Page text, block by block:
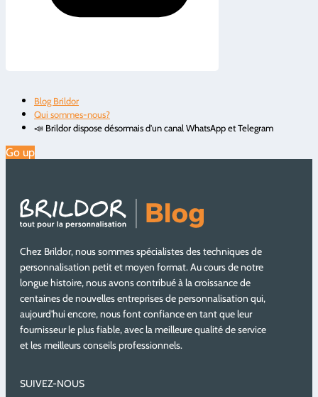
Blog Brildor
Qui sommes-nous?
📣 Brildor dispose désormais d'un canal WhatsApp et Telegram
Go up
Chez Brildor, nous sommes spécialistes des techniques de
personnalisation petit et moyen format. Au cours de notre
longue histoire, nous avons contribué à la croissance de
centaines de nouvelles entreprises de personnalisation qui,
aujourd'hui encore, nous font confiance en tant que leur
fournisseur le plus fiable, avec la meilleure qualité de service
et les meilleurs conseils professionnels.
SUIVEZ-NOUS